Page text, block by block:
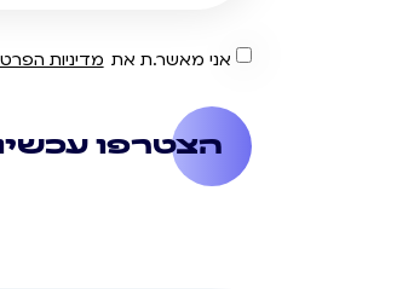
אני מאשר.ת את מדיניות
הצטרפו